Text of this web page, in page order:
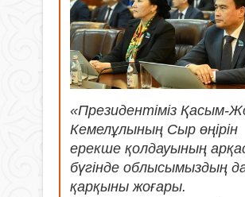
«Президентіміз Қасым-
Кемелұлының Сыр өңірін
ерекше қолдауының
бүгінде облысымыздың
қарқыны жоғары.